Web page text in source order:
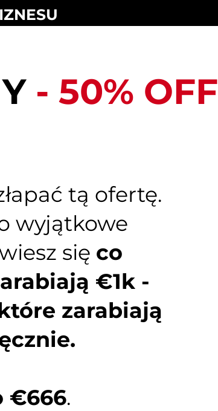
- 50% OFF
tą ofertę.
wyjątkowe
się co
€1k -
zarabiają
€666.